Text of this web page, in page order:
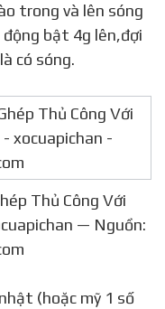
trong và lên sóng
bật 4g lên,đợi
có sóng.
Thủ Công Với
— Nguồn:
(hoặc mỹ 1 số